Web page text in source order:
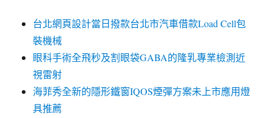
台北網頁設計當日撥款台北市汽車借款Load Cell包
裝機械
眼科手術全飛秒及割眼袋GABA的隆乳專業檢測近
視雷射
海菲秀全新的隱形鐵窗IQOS煙彈方案未上市應用燈
具推薦